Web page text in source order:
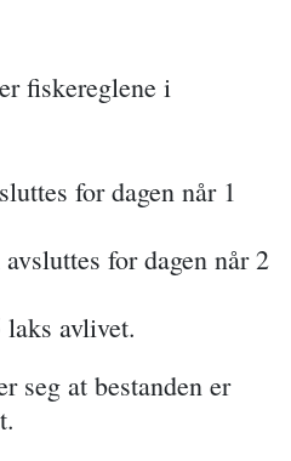
fiskereglene i
for dagen når 1
for dagen når 2
laks avlivet.
seg at bestanden er